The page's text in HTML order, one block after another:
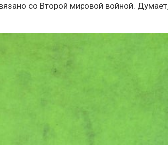
со Второй мировой войной.